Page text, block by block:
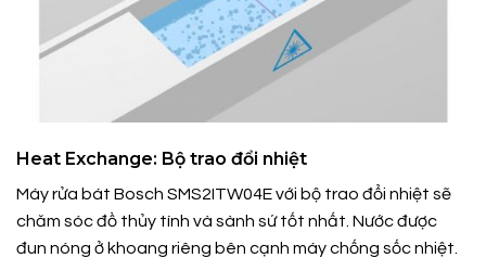
Heat Exchange: Bộ trao đổi nhiệt
Máy rửa bát Bosch SMS2ITW04E với bộ trao đổi nhiệt sẽ
chăm sóc đồ thủy tính và sành sứ tốt nhất. Nước được
đun nóng ở khoang riêng bên cạnh máy chống sốc nhiệt.